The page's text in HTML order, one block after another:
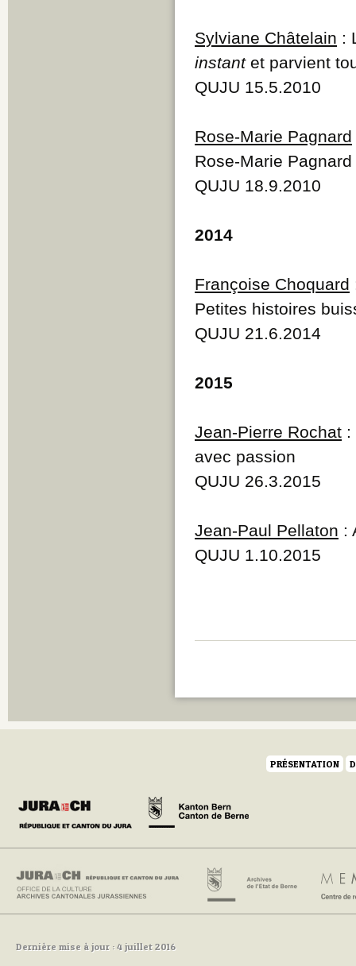
Sylviane Châtelain :
instantet parvient
QUJU 15.5.2010
Rose-Marie Pagnard
Rose-Marie Pagnard
QUJU 18.9.2010
2014
Françoise Choquard
Petites histoires
QUJU 21.6.2014
2015
Jean-Pierre Rochat :
avec passion
QUJU 26.3.2015
Jean-Paul Pellaton :
QUJU 1.10.2015
PRÉSENTATION
Dernière mise à jour : 4 juillet 2016